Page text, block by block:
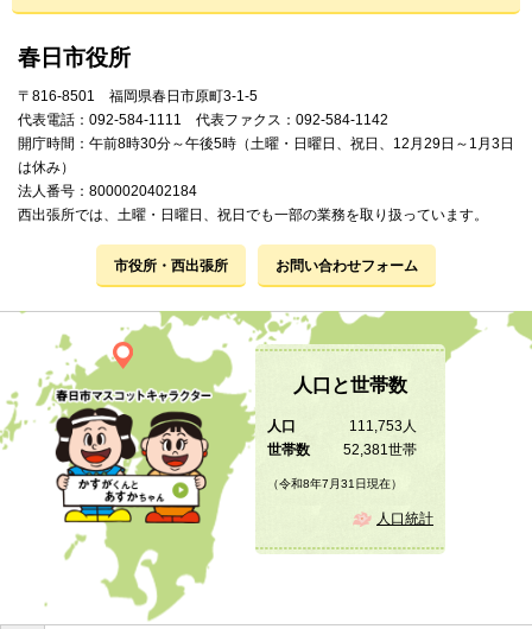
春日市役所
〒816-8501 福岡県春日市原町3-1-5
代表電話：092-584-1111 代表ファクス：092-584-1142
開庁時間：午前8時30分～午後5時（土曜・日曜日、祝日、12月29日～1月3日
は休み）
法人番号：8000020402184
西出張所では、土曜・日曜日、祝日でも一部の業務を取り扱っています。
市役所・西出張所 お問い合わせフォーム
人口と世帯数
人口
111,753人
世帯数
52,381世帯
（令和8年7月31日現在）
人口統計